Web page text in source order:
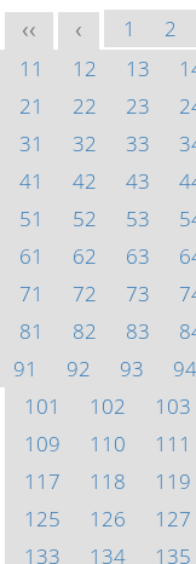
<< < 1 2
11
12 13
21
22 23
31
32 33
41
42 43
51
52 53
61
62 63
71
72 73
81
82 83
91
92 93 94
101
102 103
109
110 111
117
118 119
125
126 127
133
134 135